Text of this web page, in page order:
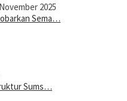
2025
Sema…
Sums…